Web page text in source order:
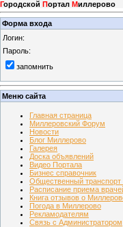
Городской Портал Миллерово
Форма входа
Логин:
Пароль:
запомнить
Меню сайта
Главная страница
Миллеровский Форум
Новости
Блог Миллерово
Галерея
Доска объявлений
Видео Портала
Бизнес справочник
Общественный
Расписание приема
Книга отзывов о
Погода в Миллерово
Рекламодателям
Связь с Администратором